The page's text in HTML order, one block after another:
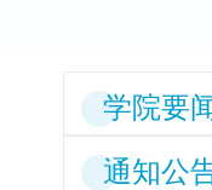
学院要
通知公